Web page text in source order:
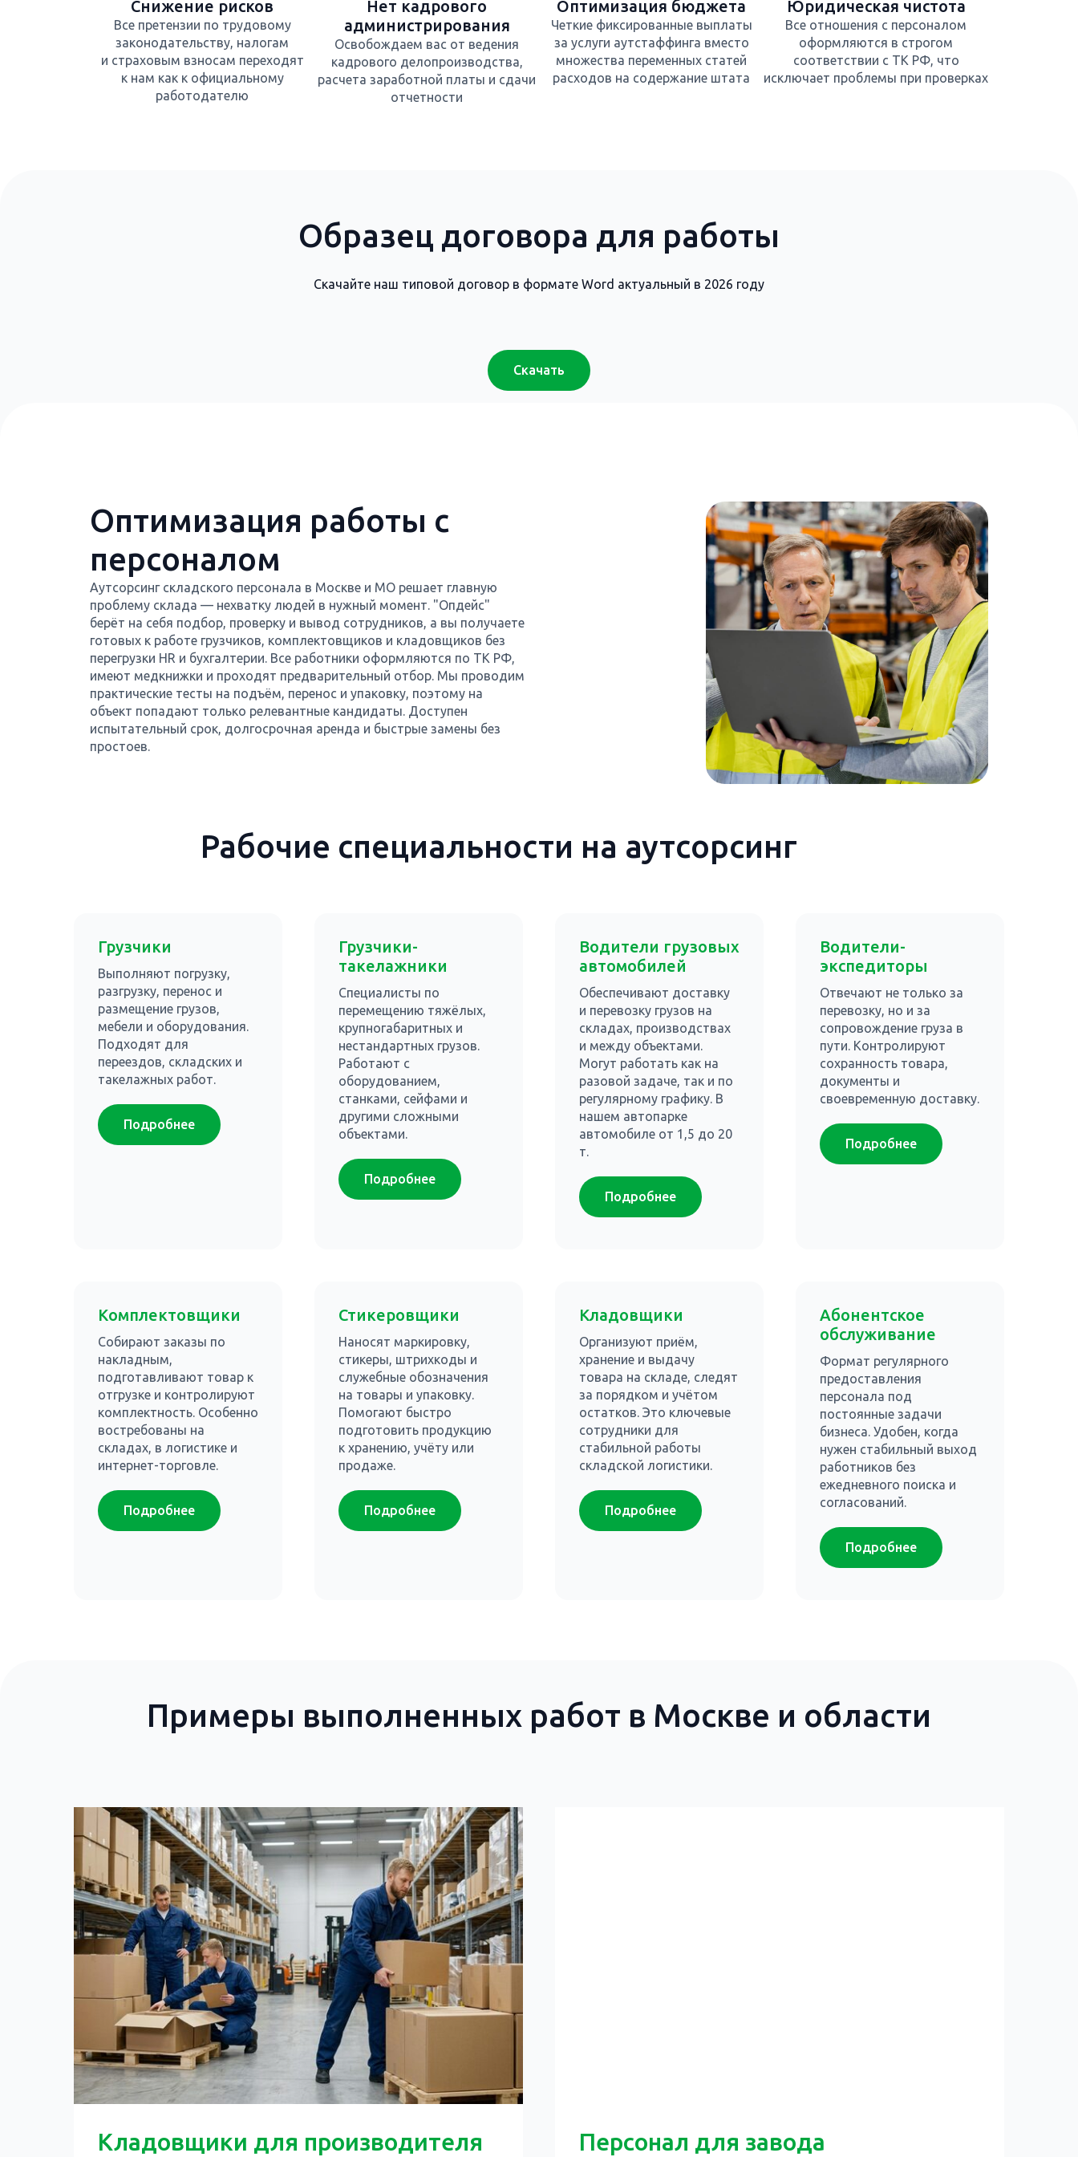
Снижение рисков
Все претензии по трудовому
законодательству, налогам
и страховым взносам переходят
к нам как к официальному
работодателю
Нет кадрового
администрирования
Освобождаем вас от ведения
кадрового делопроизводства,
расчета заработной платы и сдачи
отчетности
Оптимизация бюджета
Четкие фиксированные выплаты
за услуги аутстаффинга вместо
множества переменных статей
расходов на содержание штата
Юридическая чистота
Все отношения с персоналом
оформляются в строгом
соответствии с ТК РФ, что
исключает проблемы при проверках
Образец договора для работы
Скачайте наш типовой договор в формате Word актуальный в 2026 году
Скачать
Оптимизация работы с
персоналом
Аутсорсинг складского персонала в Москве и МО решает главную
проблему склада — нехватку людей в нужный момент. "Опдейс"
берёт на себя подбор, проверку и вывод сотрудников, а вы получаете
готовых к работе грузчиков, комплектовщиков и кладовщиков без
перегрузки HR и бухгалтерии. Все работники оформляются по ТК РФ,
имеют медкнижки и проходят предварительный отбор. Мы проводим
практические тесты на подъём, перенос и упаковку, поэтому на
объект попадают только релевантные кандидаты. Доступен
испытательный срок, долгосрочная аренда и быстрые замены без
простоев.
Рабочие специальности на аутсорсинг
Грузчики
Выполняют погрузку,
разгрузку, перенос и
размещение грузов,
мебели и оборудования.
Подходят для
переездов, складских и
такелажных работ.
Подробнее
Грузчики-
такелажники
Специалисты по
перемещению тяжёлых,
крупногабаритных и
нестандартных грузов.
Работают с
оборудованием,
станками, сейфами и
другими сложными
объектами.
Подробнее
Водители грузовых
автомобилей
Обеспечивают доставку
и перевозку грузов на
складах, производствах
и между объектами.
Могут работать как на
разовой задаче, так и по
регулярному графику. В
нашем автопарке
автомобиле от 1,5 до 20
т.
Подробнее
Водители-
экспедиторы
Отвечают не только за
перевозку, но и за
сопровождение груза в
пути. Контролируют
сохранность товара,
документы и
своевременную доставку.
Подробнее
Комплектовщики
Собирают заказы по
накладным,
подготавливают товар к
отгрузке и контролируют
комплектность. Особенно
востребованы на
складах, в логистике и
интернет-торговле.
Подробнее
Стикеровщики
Наносят маркировку,
стикеры, штрихкоды и
служебные обозначения
на товары и упаковку.
Помогают быстро
подготовить продукцию
к хранению, учёту или
продаже.
Подробнее
Кладовщики
Организуют приём,
хранение и выдачу
товара на складе, следят
за порядком и учётом
остатков. Это ключевые
сотрудники для
стабильной работы
складской логистики.
Подробнее
Абонентское
обслуживание
Формат регулярного
предоставления
персонала под
постоянные задачи
бизнеса. Удобен, когда
нужен стабильный выход
работников без
ежедневного поиска и
согласований.
Подробнее
Примеры выполненных работ в Москве и области
Кладовщики для производителя Персонал для завода